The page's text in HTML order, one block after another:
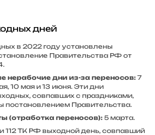
дней
в 2022 году установлены
Правительства РФ от
нерабочие дни из-за переносов: 7
10 мая и 13 июня. Эти дни
совпавших с праздниками,
постановлением Правительства.
(отработка переносов): 5 марта.
112 ТК РФ выходной день, совпавший